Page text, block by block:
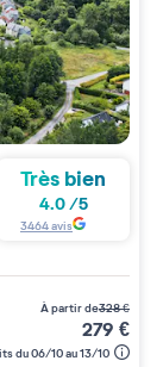
Très bien
4.0 /5
3464avis
à partir de328€
279 €
du 06/10 au 13/10